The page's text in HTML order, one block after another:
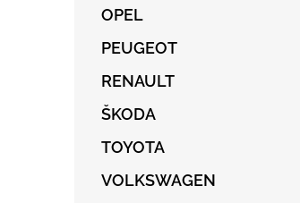
OPEL
PEUGEOT
RENAULT
ŠKODA
TOYOTA
VOLKSWAGEN